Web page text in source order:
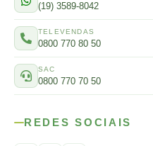
(19) 3589-8042
TELEVENDAS
0800 770 80 50
SAC
0800 770 70 50
REDES SOCIAIS